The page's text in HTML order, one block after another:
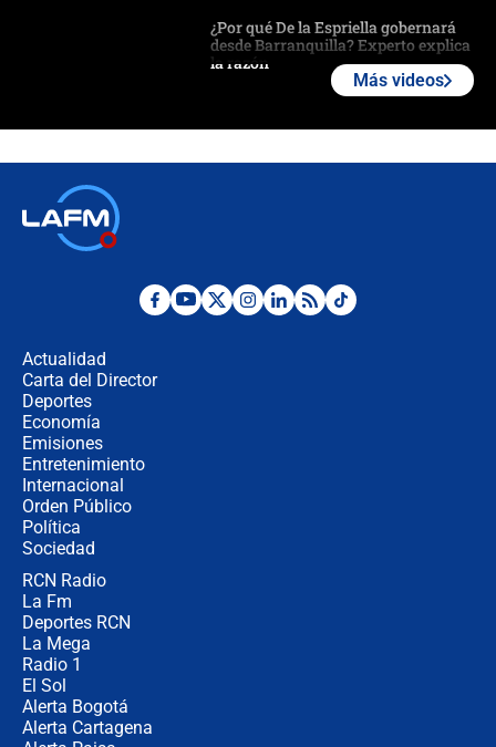
¿Por qué De la Espriella gobernará
desde Barranquilla? Experto explica
la razón
Las razones para escoger al nuevo
Más videos
Actualidad
Carta del Director
Deportes
Economía
Emisiones
Entretenimiento
Internacional
Orden Público
Política
Sociedad
RCN Radio
La Fm
Deportes RCN
La Mega
Radio 1
El Sol
Alerta Bogotá
Alerta Cartagena